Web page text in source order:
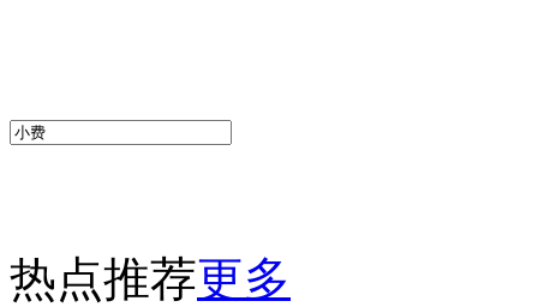
热点推荐更多